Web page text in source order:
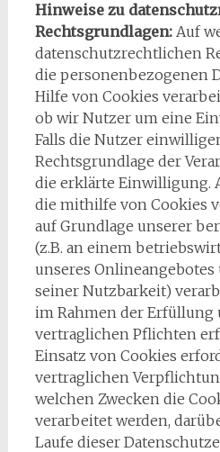
Hinweise zu
Rechtsgrundlagen: Auf
datenschutzrechtlichen
die personenbezogenen
Hilfe von Cookies
ob wir Nutzer um eine
Falls die Nutzer
Rechtsgrundlage der
die erklärte Einwilligung.
die mithilfe von Cookies
auf Grundlage unserer
(z.B. an einem
unseres Onlineangebotes
seiner Nutzbarkeit)
im Rahmen der Erfüllung
vertraglichen Pflichten
Einsatz von Cookies
vertraglichen
welchen Zwecken die
verarbeitet werden,
Laufe dieser